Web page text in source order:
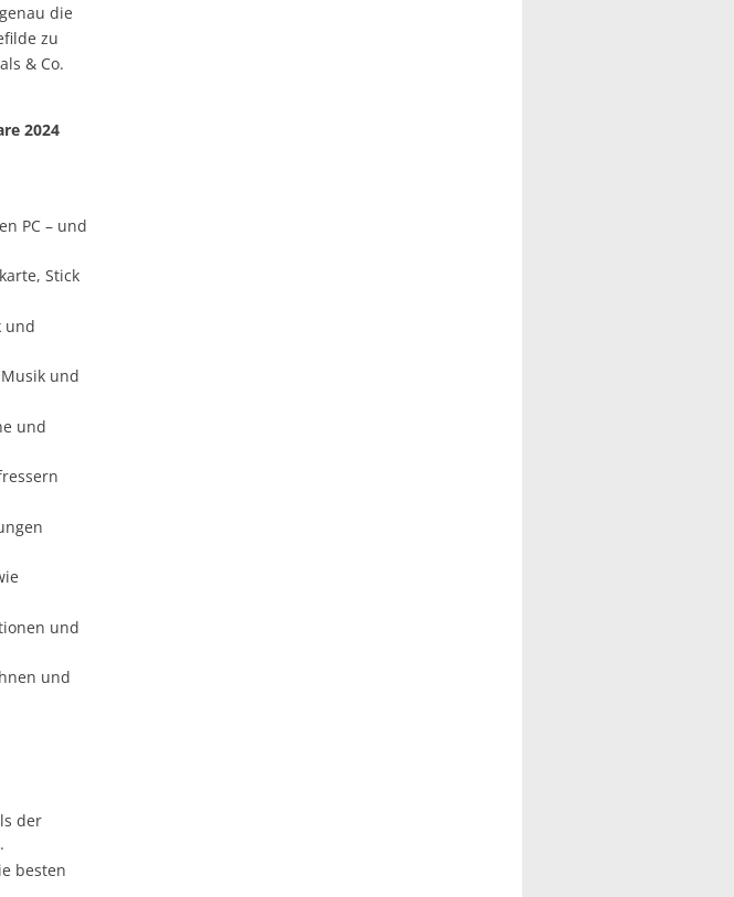
die
zu
& Co.
2024
PC – und
Stick
und
und
und
und
und
der
besten